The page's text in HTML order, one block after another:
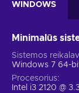
WINDOWS
Minimalūs
Sistemos
Windows 7 64-
Procesorius
Intel i3 2120 @